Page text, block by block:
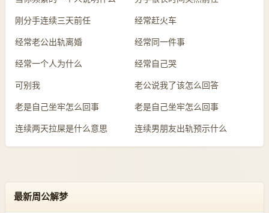
刚分手连续三天前任 经常赶火车
经常老公出轨离婚 经常同一件事
经常一个人为什么 经常自己哭
可别我 老公说我了该怎么回答
老是自己坐牢怎么回事 老是自己坐牢怎么回事
连续两天拉屎是什么意思 连续男朋友出轨预示什么
最新周公解梦